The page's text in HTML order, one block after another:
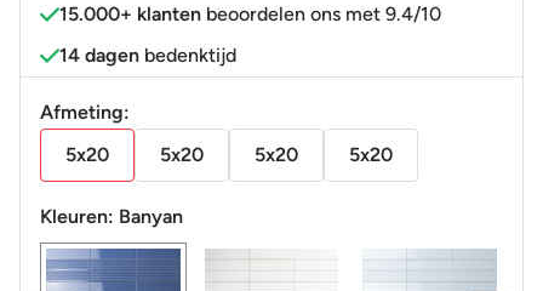
15.000+ klanten beoordelen ons met 9.4/10
14 dagen bedenktijd
Afmeting:
5x20
5x20 5x20 5x20
Kleuren: Banyan